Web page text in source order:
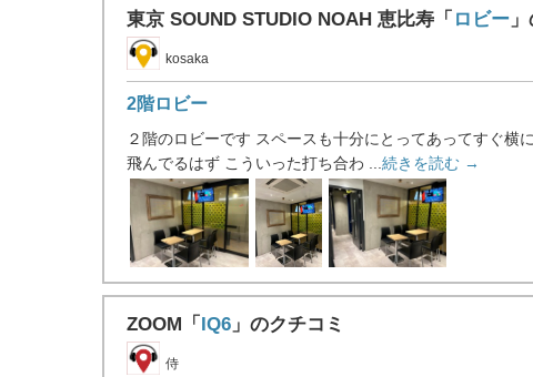
東京 SOUND STUDIO NOAH 恵比寿「 ロビー
kosaka
2階ロビー
２階のロビーです スペースも十分にとってあってすぐ横
飛んでるはず こういった打ち合わ ... 続きを読む →
ZOOM「 IQ6 」のクチコミ
侍